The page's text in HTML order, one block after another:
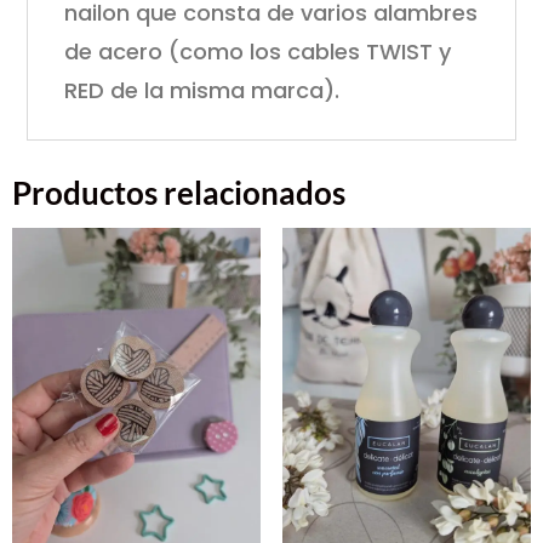
nailon que consta de varios alambres
de acero (como los cables TWIST y
RED de la misma marca).
Productos relacionados